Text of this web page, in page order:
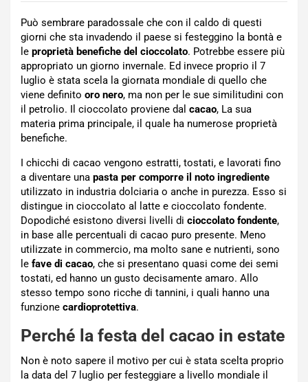
Può sembrare paradossale che con il caldo di questi
giorni che sta invadendo il paese si festeggino la bontà e
le proprietà benefiche del cioccolato. Potrebbe essere più
appropriato un giorno invernale. Ed invece proprio il 7
luglio è stata scela la giornata mondiale di quello che
viene definito oro nero, ma non per le sue similitudini con
il petrolio. Il cioccolato proviene dal cacao, La sua
materia prima principale, il quale ha numerose proprietà
benefiche.
I chicchi di cacao vengono estratti, tostati, e lavorati fino
a diventare una pasta per comporre il noto ingrediente
utilizzato in industria dolciaria o anche in purezza. Esso si
distingue in cioccolato al latte e cioccolato fondente.
Dopodiché esistono diversi livelli di cioccolato fondente,
in base alle percentuali di cacao puro presente. Meno
utilizzate in commercio, ma molto sane e nutrienti, sono
le fave di cacao, che si presentano quasi come dei semi
tostati, ed hanno un gusto decisamente amaro. Allo
stesso tempo sono ricche di tannini, i quali hanno una
funzione cardioprotettiva.
Perché la festa del cacao in estate
Non è noto sapere il motivo per cui è stata scelta proprio
la data del 7 luglio per festeggiare a livello mondiale il